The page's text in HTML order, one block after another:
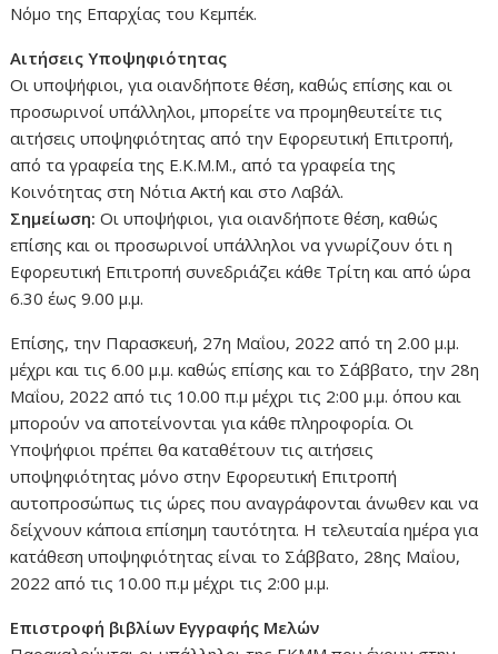
Νόμο της Επαρχίας του Κεμπέκ.
Αιτήσεις Υποψηφιότητας
Οι υποψήφιοι, για οιανδήποτε θέση, καθώς επίσης και οι
προσωρινοί υπάλληλοι, μπορείτε να προμηθευτείτε τις
αιτήσεις υποψηφιότητας από την Εφορευτική Επιτροπή,
από τα γραφεία της Ε.Κ.Μ.Μ., από τα γραφεία της
Κοινότητας στη Νότια Ακτή και στο Λαβάλ.
Σημείωση: Οι υποψήφιοι, για οιανδήποτε θέση, καθώς
επίσης και οι προσωρινοί υπάλληλοι να γνωρίζουν ότι η
Εφορευτική Επιτροπή συνεδριάζει κάθε Τρίτη και από ώρα
6.30 έως 9.00 μ.μ.
Επίσης, την Παρασκευή, 27η Μαΐου, 2022 από τη 2.00 μ.μ.
μέχρι και τις 6.00 μ.μ. καθώς επίσης και το Σάββατο, την 28η
Μαΐου, 2022 από τις 10.00 π.μ μέχρι τις 2:00 μ.μ. όπου και
μπορούν να αποτείνονται για κάθε πληροφορία. Οι
Υποψήφιοι πρέπει θα καταθέτουν τις αιτήσεις
υποψηφιότητας μόνο στην Εφορευτική Επιτροπή
αυτοπροσώπως τις ώρες που αναγράφονται άνωθεν και να
δείχνουν κάποια επίσημη ταυτότητα. Η τελευταία ημέρα για
κατάθεση υποψηφιότητας είναι το Σάββατο, 28ης Μαΐου,
2022 από τις 10.00 π.μ μέχρι τις 2:00 μ.μ.
Επιστροφή βιβλίων Εγγραφής Μελών